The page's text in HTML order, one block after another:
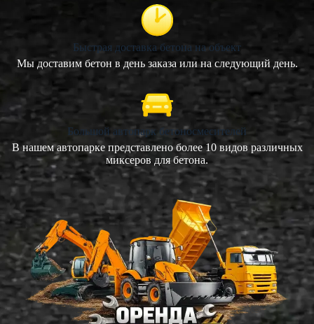
Быстрая доставка бетона на объект
Мы доставим бетон в день заказа или на следующий день.
Большой автопарк бетоносмесителей
В нашем автопарке представлено более 10 видов различных
миксеров для бетона.